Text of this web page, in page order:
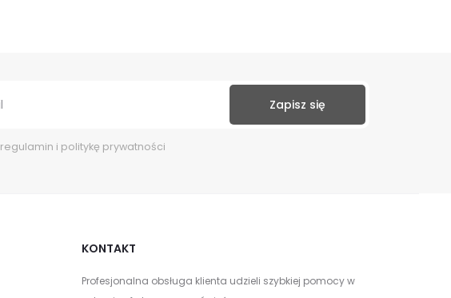
regulamin i politykę prywatności
KONTAKT
Profesjonalna obsługa klienta udzieli szybkiej pomocy w